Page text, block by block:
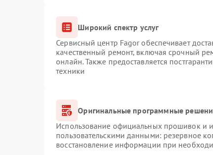
Широкий спектр услуг
Сервисный центр Fagor обеспечивает
качественный ремонт, включая срочный
онлайн. Также предоставляется
техники
Оригинальные программные
Использование официальных прошивок и
пользовательскими данными: резервное
восстановление информации при